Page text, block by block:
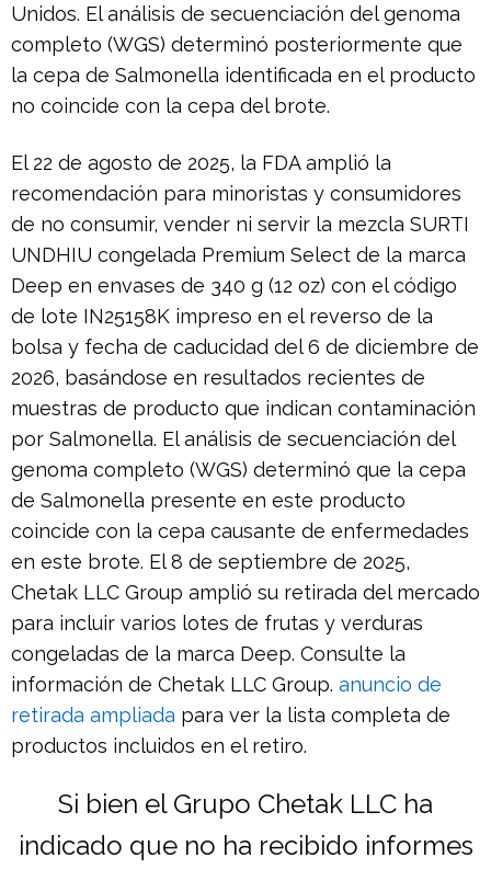
Unidos. El análisis de secuenciación del genoma
completo (WGS) determinó posteriormente que
la cepa de Salmonella identificada en el producto
no coincide con la cepa del brote.
El 22 de agosto de 2025, la FDA amplió la
recomendación para minoristas y consumidores
de no consumir, vender ni servir la mezcla SURTI
UNDHIU congelada Premium Select de la marca
Deep en envases de 340 g (12 oz) con el código
de lote IN25158K impreso en el reverso de la
bolsa y fecha de caducidad del 6 de diciembre de
2026, basándose en resultados recientes de
muestras de producto que indican contaminación
por Salmonella. El análisis de secuenciación del
genoma completo (WGS) determinó que la cepa
de Salmonella presente en este producto
coincide con la cepa causante de enfermedades
en este brote. El 8 de septiembre de 2025,
Chetak LLC Group amplió su retirada del mercado
para incluir varios lotes de frutas y verduras
congeladas de la marca Deep. Consulte la
información de Chetak LLC Group. anuncio de
retirada ampliada para ver la lista completa de
productos incluidos en el retiro.
Si bien el Grupo Chetak LLC ha
indicado que no ha recibido informes